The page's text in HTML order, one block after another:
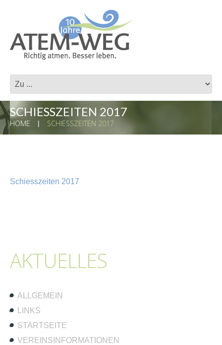
SCHIESSZEITEN 2017
HOME SCHIESSZEITEN 2017
Schiesszeiten 2017
AKTUELLES
ALLGEMEIN
LINKS
STARTSEITE
VEREINSINFORMATIONEN